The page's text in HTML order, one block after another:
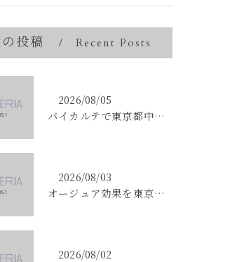
投稿 Recent Posts
2026/08/05
バイカルテで東京都中央区銀座のエイジングケア悩みを解決する方法と正規品選びのポイント
2026/08/03
オージュア効果を東京都中央区銀座で実感する選び方と購入ポイント
2026/08/02